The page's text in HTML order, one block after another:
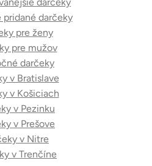
darčeky
pridané darčeky
pre ženy
pre mužov
darčeky
v Bratislave
v Košiciach
v Pezinku
v Prešove
v Nitre
v Trenčíne